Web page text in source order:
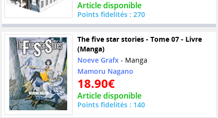
Article disponible
Points fidelités : 270
The five star stories - Tome 07 - Livre
(Manga)
Noeve Grafx- Manga
Mamoru Nagano
18.90€
Article disponible
Points fidelités : 140